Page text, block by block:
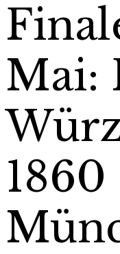
Mai:
1860